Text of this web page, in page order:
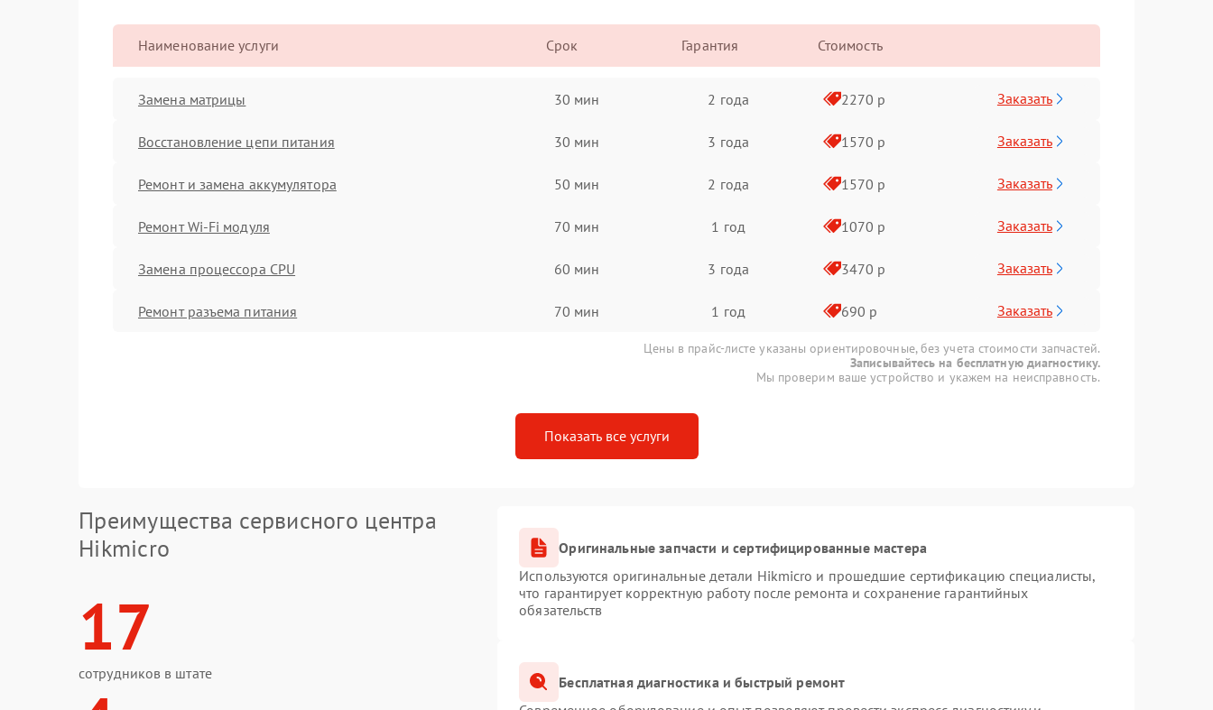
Наименование услуги Срок Гарантия Стоимость
Замена матрицы 30 мин 2 года 2270 р Заказать
Восстановление цепи питания 30 мин 3 года 1570 р Заказать
Ремонт и замена аккумулятора 50 мин 2 года 1570 р Заказать
Ремонт Wi-Fi модуля 70 мин 1 год 1070 р Заказать
Замена процессора CPU 60 мин 3 года 3470 р Заказать
Ремонт разъема питания 70 мин 1 год 690 р Заказать
Цены в прайс-листе указаны ориентировочные, без учета стоимости запчастей.
Записывайтесь на бесплатную диагностику.
Мы проверим ваше устройство и укажем на неисправность.
Показать все услуги
Преимущества сервисного центра
Hikmicro
17
сотрудников в штате
Оригинальные запчасти и сертифицированные мастера
Используются оригинальные детали Hikmicro и прошедшие сертификацию специалисты,
что гарантирует корректную работу после ремонта и сохранение гарантийных
обязательств
Бесплатная диагностика и быстрый ремонт